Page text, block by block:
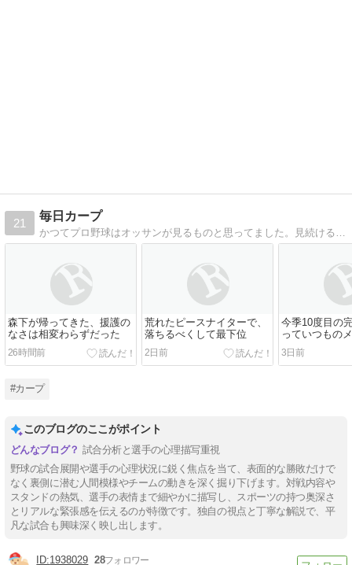
21
毎日カープ
森下が帰ってきた、援護の
なさは相変わらずだった
26時間前
荒れたピースナイターで、
落ちるべくして最下位
2日前
今季10度目の
っていつもの
3日前
#カープ
このブログのここがポイント
試合分析と選手の心理描写重視
野球の試合展開や選手の心理状況に鋭く焦点を当て、表面的な勝敗だけで
なく裏側に潜む人間模様やチームの動きを深く掘り下げます。対戦内容や
スタンドの熱気、選手の表情まで細やかに描写し、スポーツの持つ奥深さ
とリアルな緊張感を伝えるのが特徴です。独自の視点と丁寧な解説で、平
凡な試合も興味深く映し出します。
1938029 28